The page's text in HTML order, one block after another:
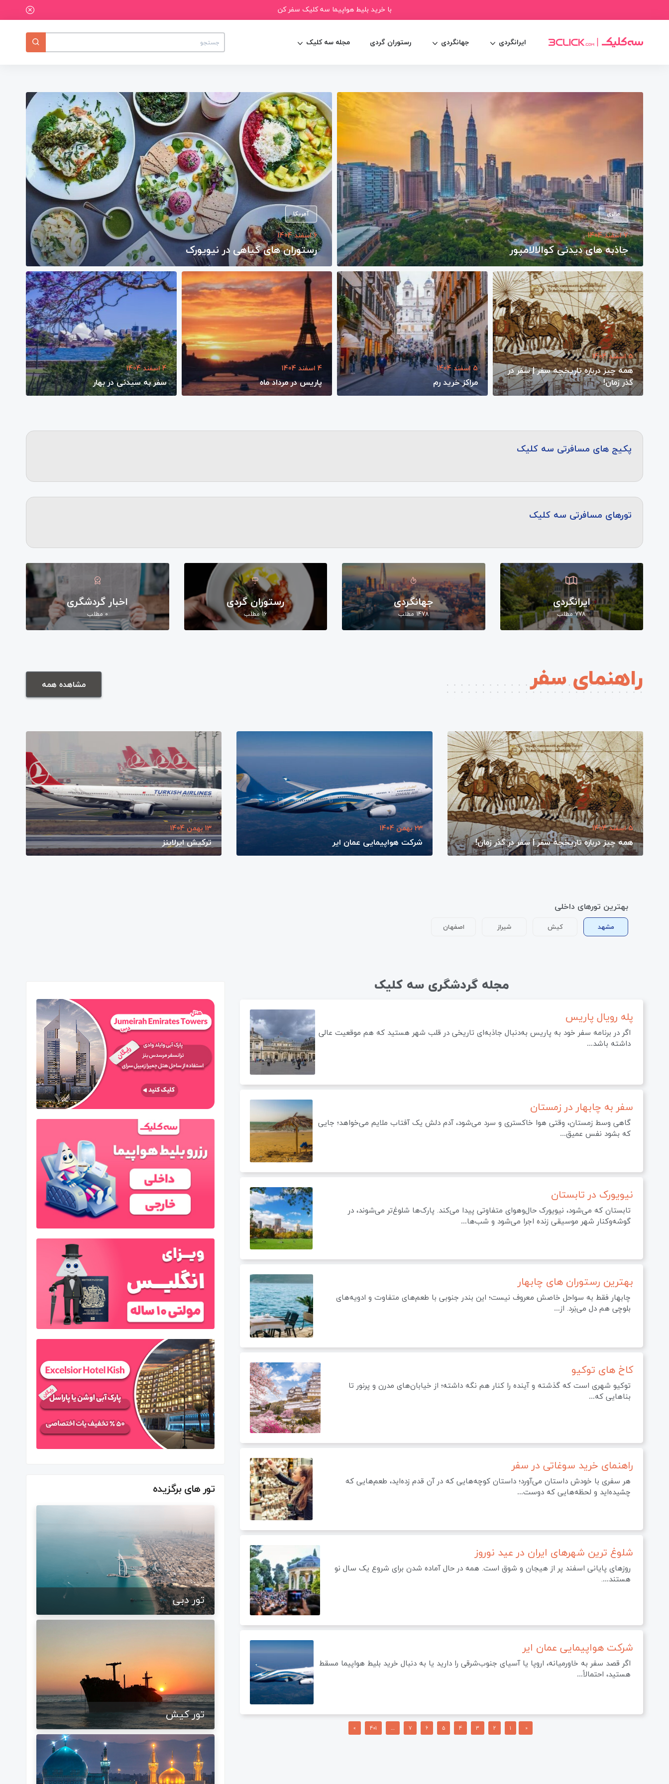
با خرید بلیط هواپیما سه کلیک سفر کن
ایرانگردی جهانگردی رستوران گردی مجله سه کلیک
مالزی
7 اسفند 1404
جاذبه های دیدنی کوالالامپور
آمریکا
6 اسفند 1404
رستوران ‌های گیاهی در نیویورک
5 اسفند 1404
همه چیز درباره تاریخچه سفر | سفر در
گذر زمان!
5 اسفند 1404
مراکز خرید رم
4 اسفند 1404
پاریس در مرداد ماه
4 اسفند 1404
سفر به سیدنی در بهار
پکیج های مسافرتی سه کلیک
تورهای مسافرتی سه کلیک
ایرانگردی
778 مطلب
جهانگردی
1478 مطلب
رستوران گردی
16 مطلب
اخبار گردشگری
0 مطلب
راهنمای سفر مشاهده همه
5 اسفند 1404
همه چیز درباره تاریخچه سفر | سفر در گذر زمان!
23 بهمن 1404
شرکت هواپیمایی عمان ایر
13 بهمن 1404
ترکیش ایرلاینز
بهترین تورهای داخلی
مشهد کیش شیراز اصفهان
مجله گردشگری سه کلیک
پله رویال پاریس
اگر در برنامه سفر خود به پاریس به‌دنبال جاذبه‌ای تاریخی در قلب شهر هستید که هم موقعیت عالی
داشته باشد…
سفر به چابهار در زمستان
گاهی وسط زمستان، وقتی هوا خاکستری و سرد می‌شود، آدم دلش یک آفتاب ملایم می‌خواهد؛ جایی
که بشود نفس عمیق…
نیویورک در تابستان
تابستان که می‌شود، نیویورک حال‌وهوای متفاوتی پیدا می‌کند. پارک‌ها شلوغ‌تر می‌شوند، در
گوشه‌وکنار شهر موسیقی زنده اجرا می‌شود و شب‌ها…
بهترین رستوران های چابهار
چابهار فقط به سواحل خاصش معروف نیست؛ این بندر جنوبی با طعم‌های متفاوت و ادویه‌های
بلوچی هم دل می‌بَرد. از…
کاخ های توکیو
توکیو شهری است که گذشته و آینده را کنار هم نگه داشته؛ از خیابان‌های مدرن و پرنور تا
بناهایی که…
راهنمای خرید سوغاتی در سفر
هر سفری با خودش داستان می‌آورد؛ داستان کوچه‌هایی که در آن قدم زده‌اید، طعم‌هایی که
چشیده‌اید و لحظه‌هایی که دوست…
شلوغ ترین شهرهای ایران در عید نوروز
روزهای پایانی اسفند پر از هیجان و شوق است. همه در حال آماده شدن برای شروع یک سال نو
هستند….
شرکت هواپیمایی عمان ایر
اگر قصد سفر به خاورمیانه، اروپا یا آسیای جنوب‌شرقی را دارید یا به دنبال خرید بلیط هواپیما مسقط
هستید، احتمالاً…
«
1
2
3
4
5
6
7
…
401
»
تور های برگزیده
تور دبی
تور کیش